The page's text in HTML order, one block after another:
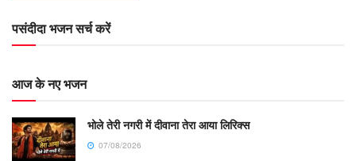
पसंदीदा भजन सर्च करें
आज के नए भजन
भोले तेरी नगरी में दीवाना तेरा आया लिरिक्स
07/08/2026